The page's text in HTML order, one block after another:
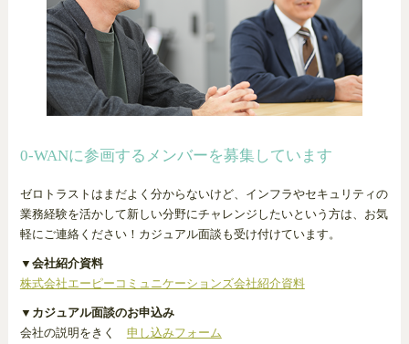
0-WANに参画するメンバーを募集しています
ゼロトラストはまだよく分からないけど、インフラやセキュリティの
業務経験を活かして新しい分野にチャレンジしたいという方は、お気
軽にご連絡ください！カジュアル面談も受け付けています。
▼会社紹介資料
株式会社エーピーコミュニケーションズ会社紹介資料
▼カジュアル面談のお申込み
会社の説明をきく 申し込みフォーム